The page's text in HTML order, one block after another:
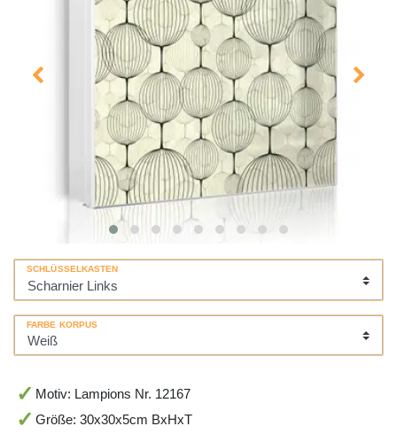
SCHLÜSSELKASTEN
FARBE KORPUS
Motiv: Lampions Nr. 12167
Größe: 30x30x5cm BxHxT